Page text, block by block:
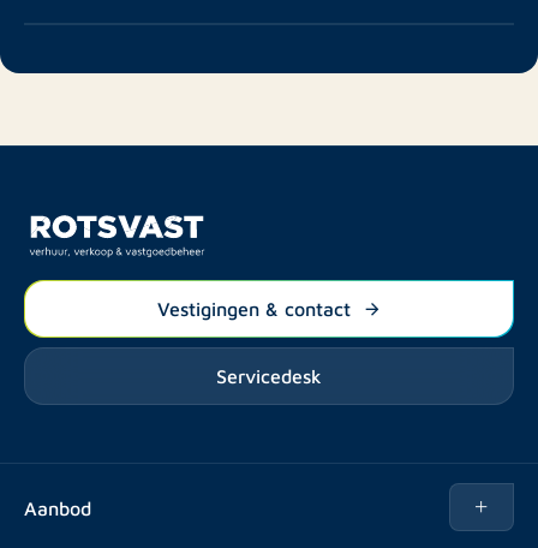
Vestigingen & contact
Servicedesk
Aanbod